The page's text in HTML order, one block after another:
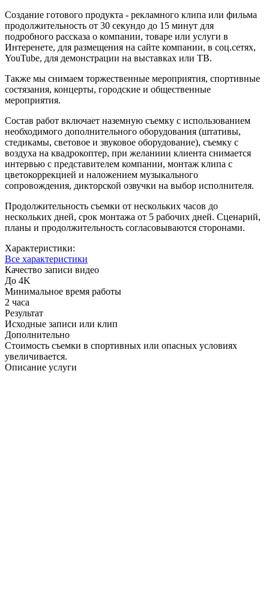
Создание готового продукта - рекламного клипа или фильма
продолжительность от 30 секундо до 15 минут для
подробного рассказа о компании, товаре или услуги в
Интеренете, для размещения на сайте компании, в соц.сетях,
YouTube, для демонстрации на выставках или ТВ.
Также мы снимаем торжественные мероприятия, спортивные
состязания, концерты, городские и общественные
мероприятия.
Состав работ включает наземную съемку с использованием
необходимого дополнительного оборудования (штативы,
стедикамы, световое и звуковое оборудование), съемку с
воздуха на квадрокоптер, при желаниии клиента снимается
интервью с представителем компании, монтаж клипа с
цветокоррекцией и наложением музыкального
сопровождения, дикторской озвучки на выбор исполнителя.
Продолжительность съемки от нескольких часов до
нескольких дней, срок монтажа от 5 рабочих дней. Сценарий,
планы и продолжительность согласовываются сторонами.
Характеристики:
Все характеристики
Качество записи видео
До 4K
Минимальное время работы
2 часа
Результат
Исходные записи или клип
Дополнительно
Стоимость съемки в спортивных или опасных условиях
увеличивается.
Описание услуги